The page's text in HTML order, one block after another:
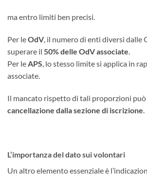
ma entro limiti ben precisi.
Per leOdV, il numero di enti diversi dalle
superare il 50% delle OdV associate.
Per leAPS, lo stesso limite si applica in
associate.
Il mancato rispetto di tali proporzioni
cancellazione dalla sezione di iscrizione.
L’importanza del dato sui volontari
Un altro elemento essenziale è